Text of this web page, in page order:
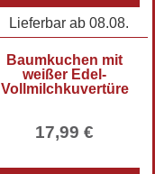
Lieferbar ab 08.08.
Baumkuchen mit
weißer Edel-
Vollmilchkuvertüre
17,99 €